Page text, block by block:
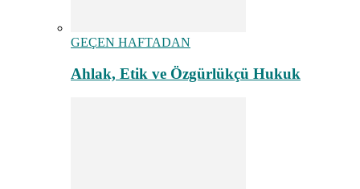
GEÇEN HAFTADAN
Ahlak, Etik ve Özgürlükçü Hukuk